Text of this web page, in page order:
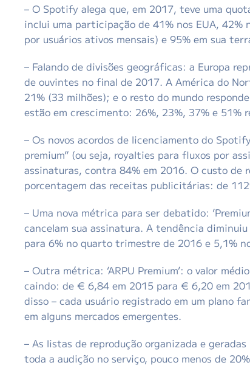
– O Spotify alega que, em 2017, teve uma
inclui uma participação de 41% nos EUA, 42%
por usuários ativos mensais) e 95% em sua
– Falando de divisões geográficas: a Europa
de ouvintes no final de 2017. A América do
21% (33 milhões); e o resto do mundo
estão em crescimento: 26%, 23%, 37% e 51%
– Os novos acordos de licenciamento do
premium” (ou seja, royalties para fluxos por
assinaturas, contra 84% em 2016. O custo de
porcentagem das receitas publicitárias: de
– Uma nova métrica para ser debatido:
cancelam sua assinatura. A tendência
para 6% no quarto trimestre de 2016 e 5,1%
– Outra métrica: ‘ARPU Premium’: o valor
caindo: de € 6,84 em 2015 para € 6,20 em
disso – cada usuário registrado em um plano
em alguns mercados emergentes.
– As listas de reprodução organizada e
toda a audição no serviço, pouco menos de